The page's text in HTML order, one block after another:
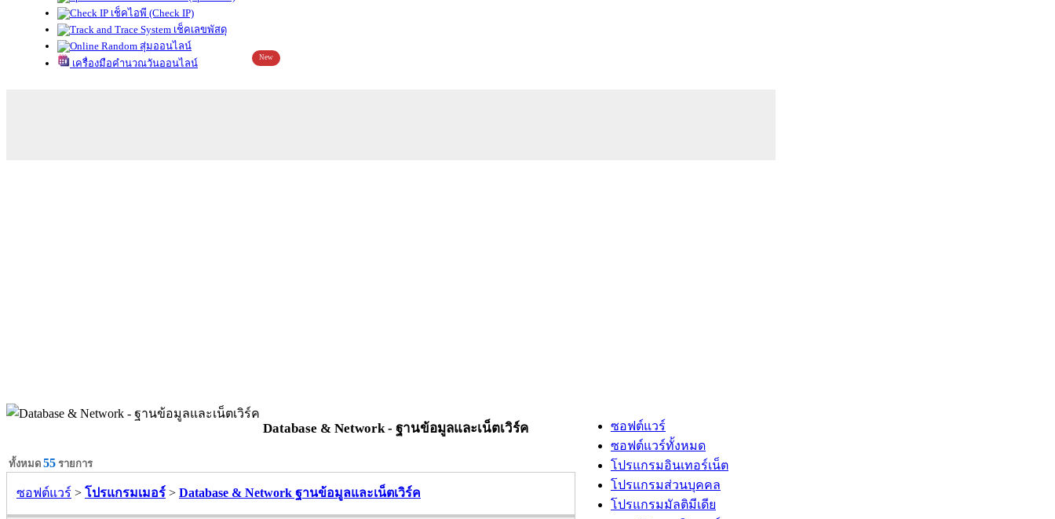
เช็คไอพี (Check IP)
เช็คเลขพัสดุ
สุ่มออนไลน์
เครื่องมือคำนวณวันออนไลน์
New
Database & Network - ฐานข้อมูลและเน็ตเวิร์ค
ทั้งหมด 55 รายการ
ซอฟต์แวร์ > โปรแกรมเมอร์ > Database & Network ฐานข้อมูลและเน็ตเวิร์ค
ซอฟต์แวร์
ซอฟต์แวร์ทั้งหมด
โปรแกรมอินเทอร์เน็ต
โปรแกรมส่วนบุคคล
โปรแกรมมัลติมีเดีย